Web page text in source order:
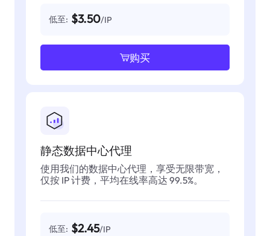
低至: $3.50/IP
购买
静态数据中心代理
使用我们的数据中心代理，享受无限带宽，
仅按 IP 计费，平均在线率高达 99.5%。
低至: $2.45/IP